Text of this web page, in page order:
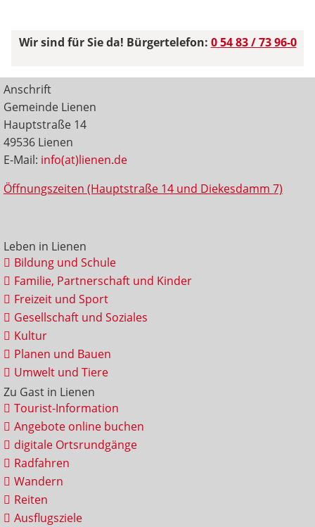
Wir sind für Sie da! Bürgertelefon: 0 54 83 / 73 96-0
Anschrift
Gemeinde Lienen
Hauptstraße 14
49536 Lienen
E-Mail: info(at)lienen.de
Öffnungszeiten (Hauptstraße 14 und Diekesdamm 7)
Leben in Lienen
Bildung und Schule
Familie, Partnerschaft und Kinder
Freizeit und Sport
Gesellschaft und Soziales
Kultur
Planen und Bauen
Umwelt und Tiere
Zu Gast in Lienen
Tourist-Information
Angebote online buchen
digitale Ortsrundgänge
Radfahren
Wandern
Reiten
Ausflugsziele